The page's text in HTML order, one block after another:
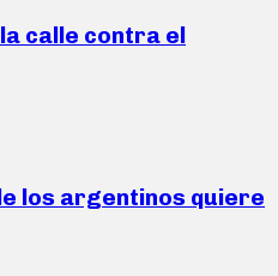
calle contra el
los argentinos quiere